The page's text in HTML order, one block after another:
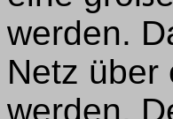
werden.
Netz
werden.